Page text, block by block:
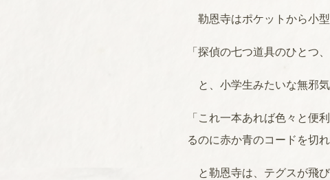
勒恩寺はポケットから小型
「探偵の七つ道具のひとつ
と、小学生みたいな無邪
「これ一本あれば色々と便
るのに赤か青のコードを切
と勒恩寺は、テグスが飛